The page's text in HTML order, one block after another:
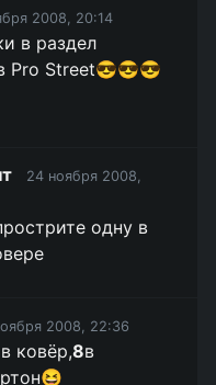
2008, 20:14
в раздел
Pro Street😎😎😎
24 ноября 2008,
одну в
2008, 22:36
ковёр,8в